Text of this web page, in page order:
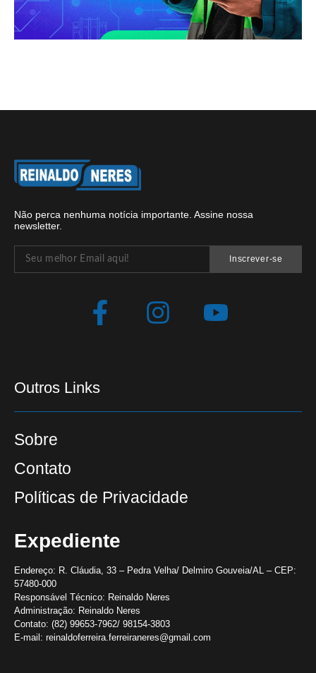
Não perca nenhuma notícia importante. Assine nossa
newsletter.
Inscrever-se
Outros Links
Sobre
Contato
Políticas de Privacidade
Expediente
Endereço: R. Cláudia, 33 – Pedra Velha/ Delmiro Gouveia/AL – CEP:
57480-000
Responsável Técnico: Reinaldo Neres
Administração: Reinaldo Neres
Contato: (82) 99653-7962/ 98154-3803
E-mail: reinaldoferreira.ferreiraneres@gmail.com